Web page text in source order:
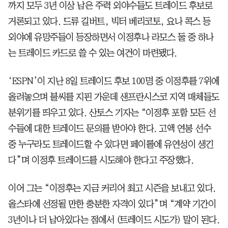
까지 모두 3년 이상 남은 주력 외야수들도 트레이드 후보로
거론되고 있다. 드류 길버트, 빅터 베리코토, 요나 콕스 등
외야에 유망주들이 등장하면서 이정후나 라모스 둘 중 하나
는 트레이드 카드로 쓸 수 있는 여건이 마련됐다.
‘ESPN’이 지난 8일 트레이드 후보 100명 중 이정후를 7위에
올려놓으며 불씨를 지핀 가운데 샌프란시스코 지역 매체들도
분위기를 띄우고 있다. 산토스 기자는 “이정후 포함 모든 선
수들에 대한 트레이드 문의를 받아야 한다. 고액 연봉 선수
중 누구라도 트레이드할 수 있다면 페이롤에 유연성이 생긴
다”며 이정후 트레이드를 시도해야 한다고 주장했다.
이어 그는 “이정후는 지금 커리어 최고 시즌을 보내고 있다.
올스타에 선정될 만한 충분한 자격이 있다”며 “계약 기간이
3년이나 더 남아있다는 점에서 (트레이드 시도가) 말이 된다.